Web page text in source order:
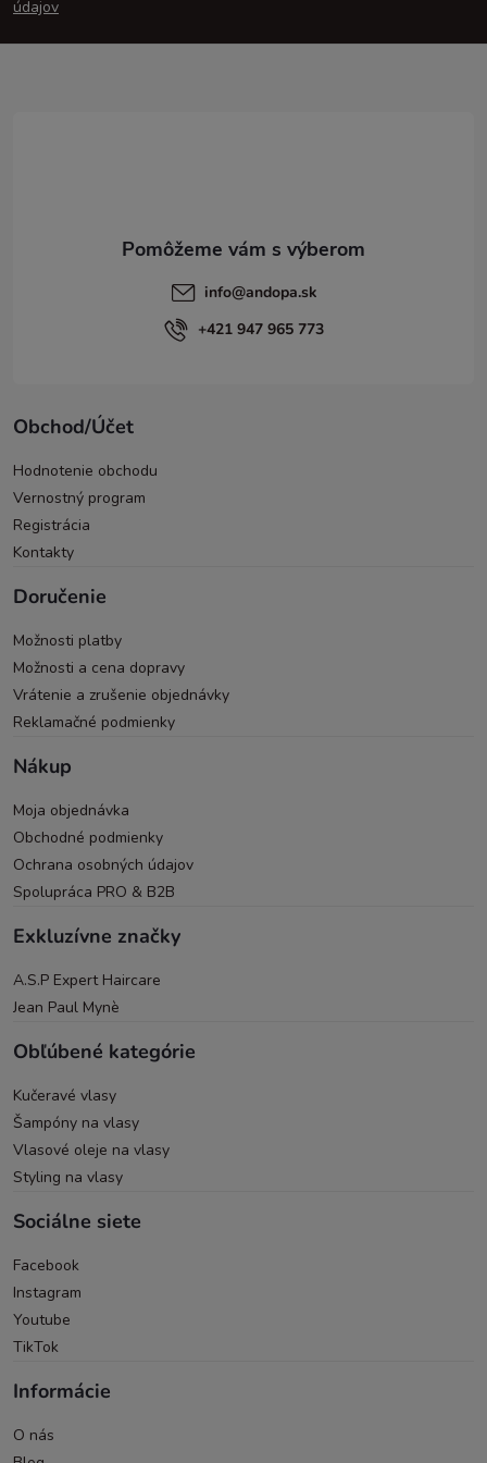
púdajov
info@andopa.sk
+421 947 965 773
Obchod/Účet
Hodnotenie obchodu
Vernostný program
Registrácia
Kontakty
Doručenie
Možnosti platby
Možnosti a cena dopravy
Vrátenie a zrušenie objednávky
Reklamačné podmienky
Nákup
Moja objednávka
Obchodné podmienky
Ochrana osobných údajov
Spolupráca PRO & B2B
Exkluzívne značky
A.S.P Expert Haircare
Jean Paul Mynè
Obľúbené kategórie
Kučeravé vlasy
Šampóny na vlasy
Vlasové oleje na vlasy
Styling na vlasy
Sociálne siete
Facebook
Instagram
Youtube
TikTok
Informácie
O nás